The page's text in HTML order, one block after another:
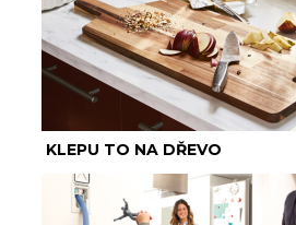
KLEPU TO NA DŘEVO